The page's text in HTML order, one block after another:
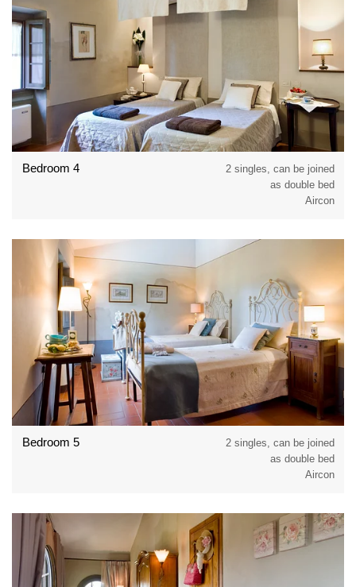
Bedroom 4
2 singles, can be joined
as double bed
Aircon
Bedroom 5
2 singles, can be joined
as double bed
Aircon